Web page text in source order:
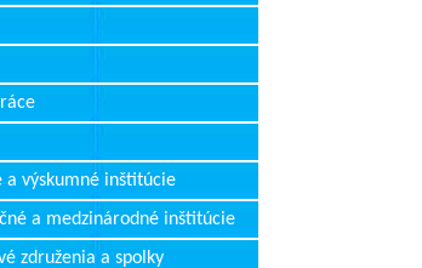
a výskumné inštitúcie
a medzinárodné inštitúcie
združenia a spolky